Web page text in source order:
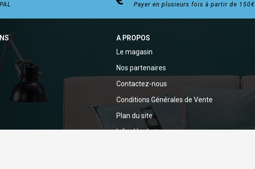
Payer en plusieurs fois à partir de 150€
A PROPOS
Le magasin
Nos partenaires
Contactez-nous
Conditions Générales de Vente
Plan du site
Infos légales